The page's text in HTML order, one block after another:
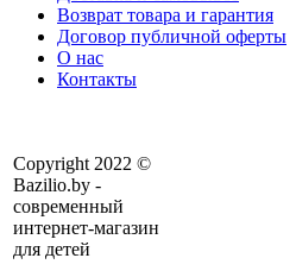
Возврат товара и гарантия
Договор публичной оферты
О нас
Контакты
Copyright 2022 ©
Bazilio.by -
современный
интернет-магазин
для детей